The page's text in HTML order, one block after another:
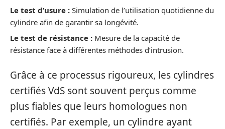
Le test d’usure : Simulation de l’utilisation quotidienne du
cylindre afin de garantir sa longévité.
Le test de résistance : Mesure de la capacité de
résistance face à différentes méthodes d’intrusion.
Grâce à ce processus rigoureux, les cylindres
certifiés VdS sont souvent perçus comme
plus fiables que leurs homologues non
certifiés. Par exemple, un cylindre ayant